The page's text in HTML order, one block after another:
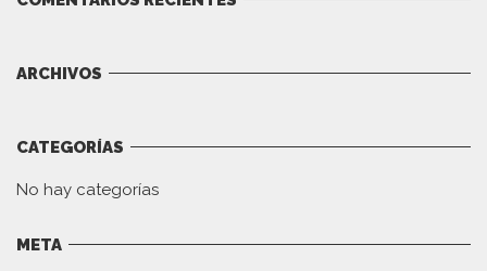
ARCHIVOS
CATEGORÍAS
No hay categorías
META